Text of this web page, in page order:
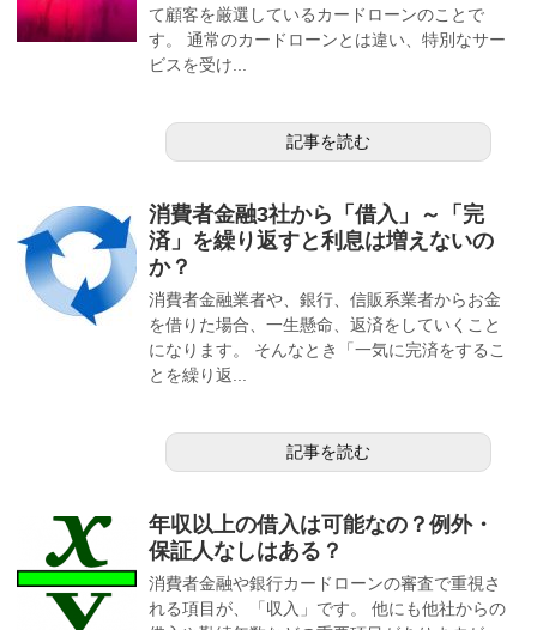
て顧客を厳選しているカードローンのことで
す。 通常のカードローンとは違い、特別なサー
ビスを受け...
記事を読む
消費者金融3社から「借入」～「完
済」を繰り返すと利息は増えないの
か？
消費者金融業者や、銀行、信販系業者からお金
を借りた場合、一生懸命、返済をしていくこと
になります。 そんなとき「一気に完済をするこ
とを繰り返...
記事を読む
年収以上の借入は可能なの？例外・
保証人なしはある？
消費者金融や銀行カードローンの審査で重視さ
れる項目が、「収入」です。 他にも他社からの